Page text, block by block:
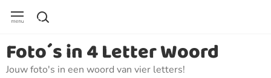
Foto´s in 4 Letter Woord
Jouw foto's in een woord van vier letters!